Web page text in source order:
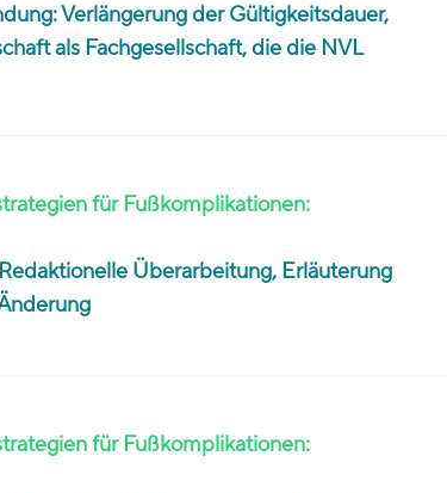
Verlängerung der Gültigkeitsdauer,
als Fachgesellschaft, die die NVL
für Fußkomplikationen:
Überarbeitung, Erläuterung
für Fußkomplikationen: